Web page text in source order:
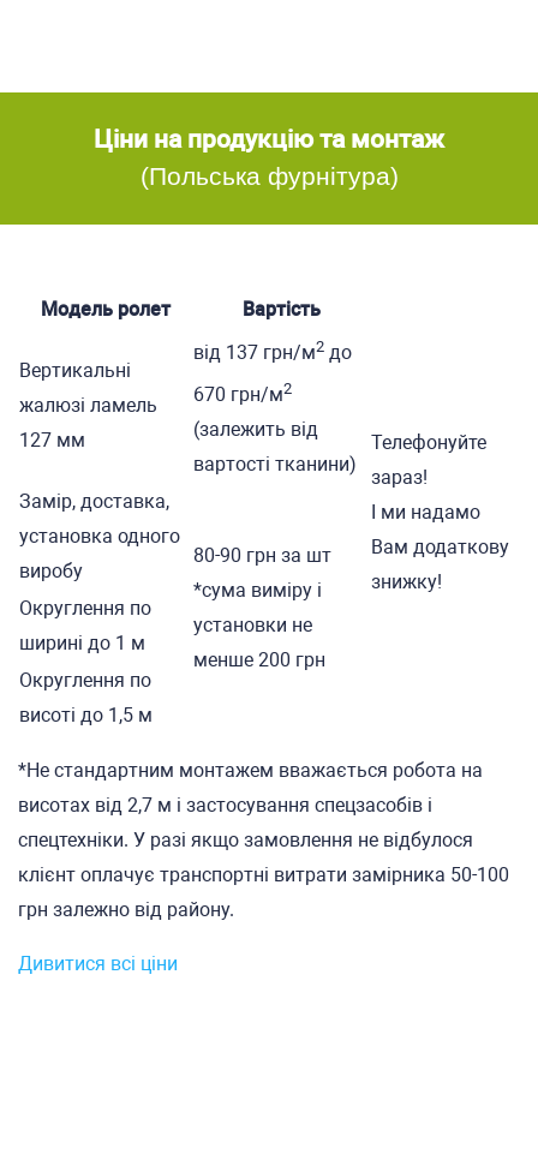
Ціни на продукцію та монтаж
(Польська фурнітура)
Модель ролет Вартість
Телефонуйте
зараз!
І ми надамо
Вам додаткову
знижку!
Вертикальні
жалюзі ламель
127 мм
від 137 грн/м2 до
670 грн/м2
(залежить від
вартості тканини)
Замір, доставка,
установка одного
виробу
80-90 грн за шт
*сума виміру і
установки не
менше 200 грн
Округлення по
ширині до 1 м
Округлення по
висоті до 1,5 м
*Не стандартним монтажем вважається робота на
висотах від 2,7 м і застосування спецзасобів і
спецтехніки. У разі якщо замовлення не відбулося
клієнт оплачує транспортні витрати замірника 50-100
грн залежно від району.
Дивитися всі ціни